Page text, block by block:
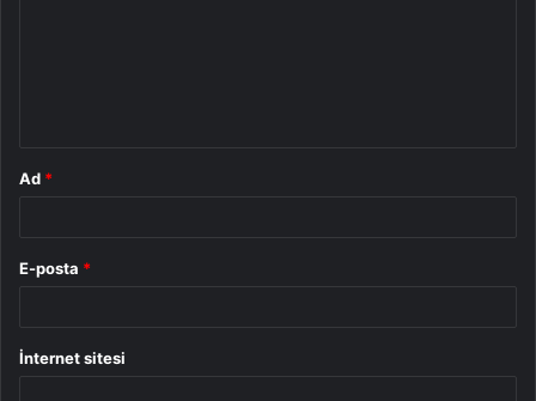
Ad *
E-posta *
İnternet sitesi